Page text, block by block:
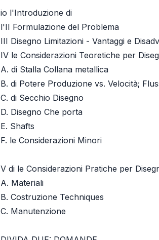
io l'Introduzione di
l'II Formulazione del Problema
III Disegno Limitazioni - Vantaggi e
IV le Considerazioni Teoretiche per
A. di Stalla Collana metallica
B. di Potere Produzione vs. Velocità;
C. di Secchio Disegno
D. Disegno Che porta
E. Shafts
F. le Considerazioni Minori
V di le Considerazioni Pratiche per
A. Materiali
B. Costruzione Techniques
C. Manutenzione